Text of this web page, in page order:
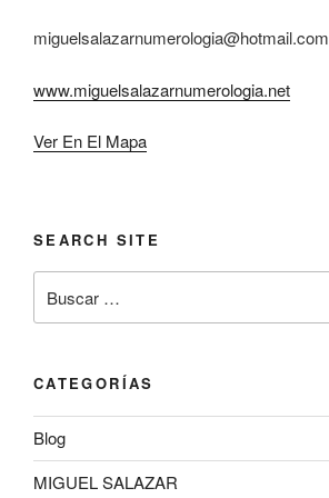
miguelsalazarnumerologia@hotmail.com
www.miguelsalazarnumerologia.net
Ver En El Mapa
SEARCH SITE
por:
CATEGORÍAS
Blog
MIGUEL SALAZAR